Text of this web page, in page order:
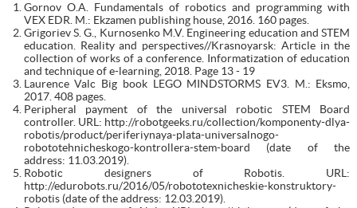
Gornov O.A. Fundamentals of robotics and programming with
VEX EDR. M.: Ekzamen publishing house, 2016. 160 pages.
Grigoriev S. G., Kurnosenko M.V. Engineering education and STEM
education. Reality and perspectives//Krasnoyarsk: Article in the
collection of works of a conference. Informatization of education
and technique of e-learning, 2018. Page 13 - 19
Laurence Valc Big book LEGO MINDSTORMS EV3. M.: Eksmo,
2017. 408 pages.
Peripheral payment of the universal robotic STEM Board
controller. URL: http://robotgeeks.ru/collection/komponenty-dlya-
robotis/product/periferiynaya-plata-universalnogo-
robototehnicheskogo-kontrollera-stem-board (date of the
address: 11.03.2019).
Robotic designers of Robotis. URL:
http://edurobots.ru/2016/05/robototexnicheskie-konstruktory-
robotis (date of the address: 12.03.2019).